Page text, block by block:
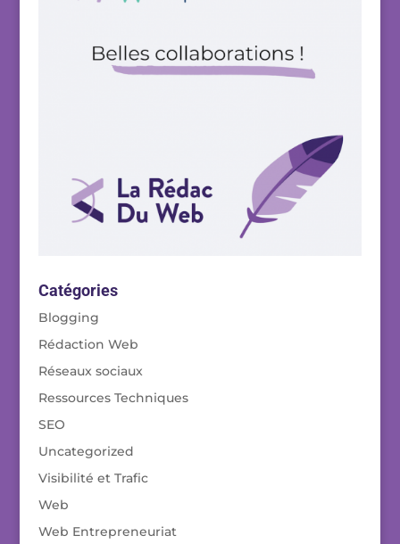
Catégories
Blogging
Rédaction Web
Réseaux sociaux
Ressources Techniques
SEO
Uncategorized
Visibilité et Trafic
Web
Web Entrepreneuriat